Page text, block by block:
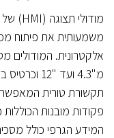
מ"4.3 ועד
תקשורת טורית
פקודות מובנות
המידע הגרפי כולל